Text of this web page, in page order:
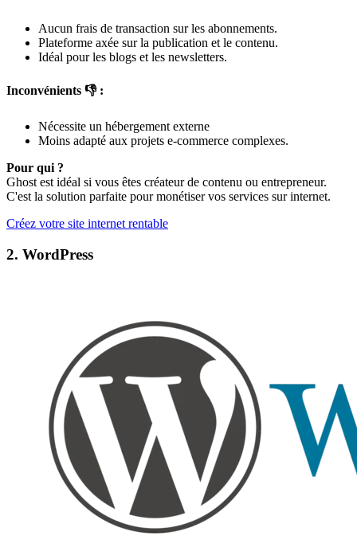
Aucun frais de transaction sur les abonnements.
Plateforme axée sur la publication et le contenu.
Idéal pour les blogs et les newsletters.
Inconvénients 👎 :
Nécessite un hébergement externe
Moins adapté aux projets e-commerce complexes.
Pour qui ?
Ghost est idéal si vous êtes créateur de contenu ou entrepreneur.
C'est la solution parfaite pour monétiser vos services sur internet.
Créez votre site internet rentable
2. WordPress